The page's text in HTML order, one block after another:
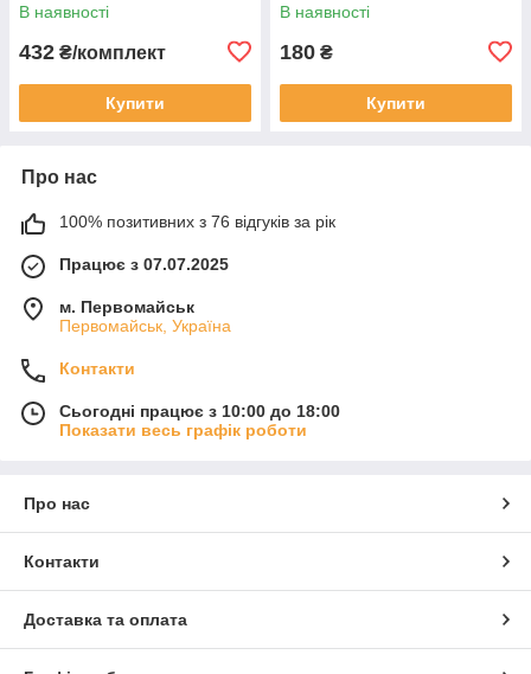
В наявності
432 ₴/комплект
Купити
В наявності
180 ₴
Купити
Про нас
100% позитивних з 76 відгуків за рік
Працює з 07.07.2025
м. Первомайськ
Первомайськ, Україна
Контакти
Сьогодні працює з 10:00 до 18:00
Показати весь графік роботи
Про нас
Контакти
Доставка та оплата